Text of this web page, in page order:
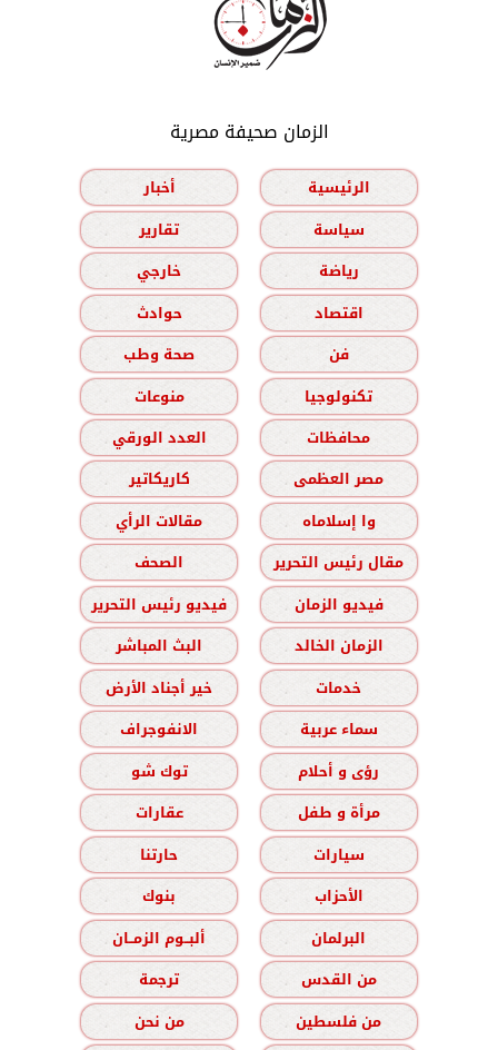
الزمان صحيفة مصرية
الرئيسية
أخبار
سياسة
تقارير
رياضة
خارجي
اقتصاد
حوادث
فن
صحة وطب
تكنولوجيا
منوعات
محافظات
العدد الورقي
مصر العظمى
كاريكاتير
وا إسلاماه
مقالات الرأي
مقال رئيس التحرير
الصحف
فيديو الزمان
فيديو رئيس التحرير
الزمان الخالد
البث المباشر
خدمات
خير أجناد الأرض
سماء عربية
الانفوجراف
رؤى و أحلام
توك شو
مرأة و طفل
عقارات
سيارات
حارتنا
الأحزاب
بنوك
البرلمان
ألبــوم الزمــان
من القدس
ترجمة
من فلسطين
من نحن